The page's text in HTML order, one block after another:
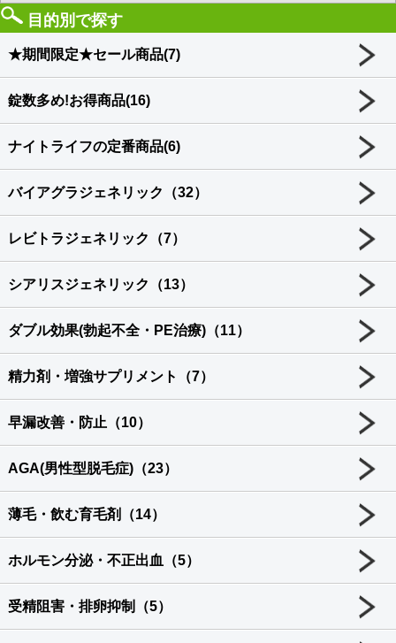
目的別で探す
★期間限定★セール商品(7)
錠数多め!お得商品(16)
ナイトライフの定番商品(6)
バイアグラジェネリック（32）
レビトラジェネリック（7）
シアリスジェネリック（13）
ダブル効果(勃起不全・PE治療)（11）
精力剤・増強サプリメント（7）
早漏改善・防止（10）
AGA(男性型脱毛症)（23）
薄毛・飲む育毛剤（14）
ホルモン分泌・不正出血（5）
受精阻害・排卵抑制（5）